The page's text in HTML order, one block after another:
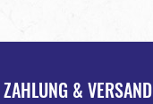
ZAHLUNG & VERSAND